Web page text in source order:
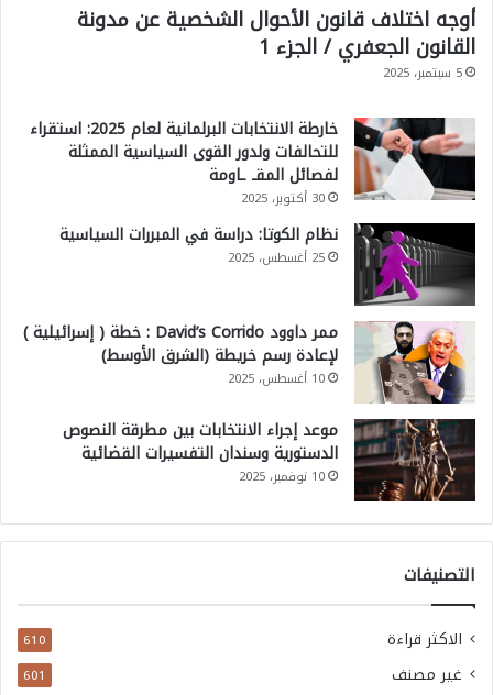
أوجه اختلاف قانون الأحوال الشخصية عن مدونة
القانون الجعفري / الجزء 1
5 سبتمبر، 2025
خارطة الانتخابات البرلمانية لعام 2025: استقراء
للتحالفات ولدور القوى السياسية الممثلة
لفصائل المقـ ـاومة
30 أكتوبر، 2025
نظام الكوتا: دراسة في المبررات السياسية
25 أغسطس، 2025
ممر داوود David’s Corrido : خطة ( إسرائيلية )
لإعادة رسم خريطة (الشرق الأوسط)
10 أغسطس، 2025
موعد إجراء الانتخابات بين مطرقة النصوص
الدستورية وسندان التفسيرات القضائية
10 نوفمبر، 2025
التصنيفات
الاكثر قراءة 610
غير مصنف 601